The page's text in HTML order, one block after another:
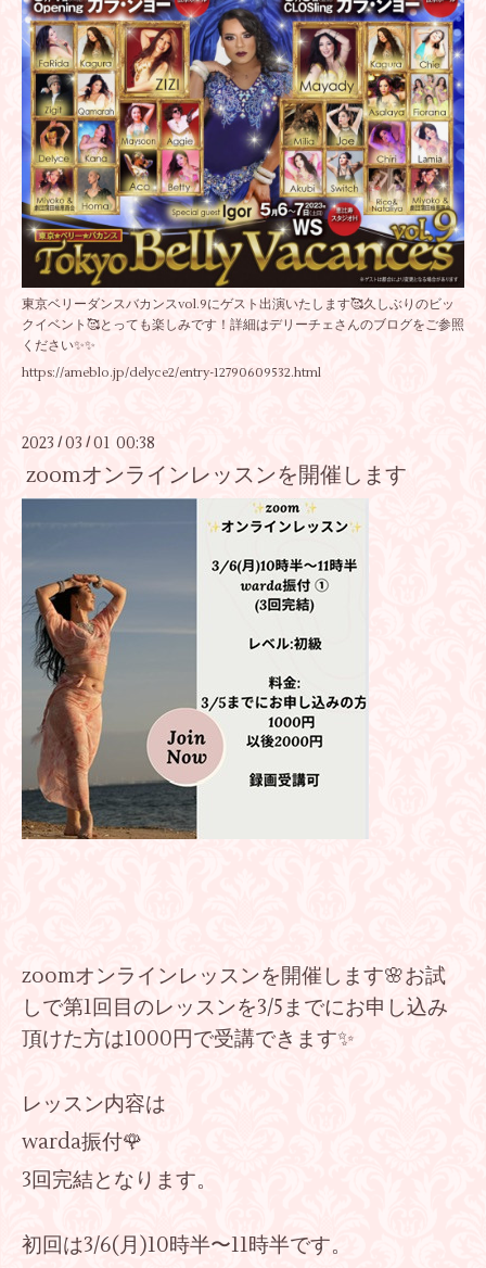
東京ベリーダンスバカンスvol.9にゲスト出演いたします🥰久しぶりのビッ
クイベント🥰とっても楽しみです！詳細はデリーチェさんのブログをご参照
ください✨✨
https://ameblo.jp/delyce2/entry-12790609532.html
2023 /03 / 01 00:38
zoomオンラインレッスンを開催します
zoomオンラインレッスンを開催します🌸お試
しで第1回目のレッスンを3/5までにお申し込み
頂けた方は1000円で受講できます✨
レッスン内容は
warda振付🌹
3回完結となります。
初回は3/6(月)10時半〜11時半です。